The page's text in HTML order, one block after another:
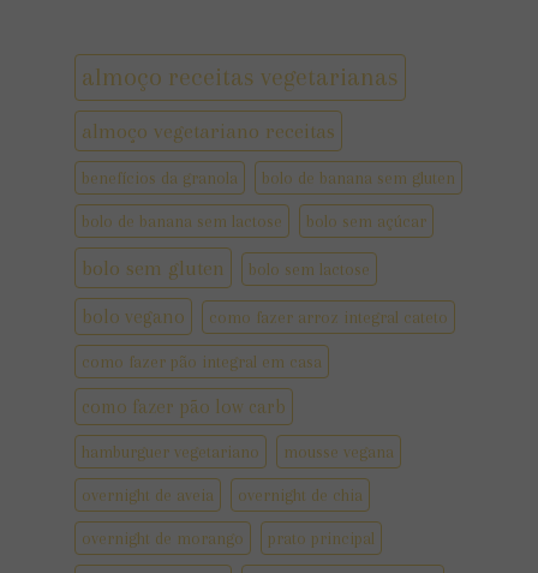
almoço receitas vegetarianas
almoço vegetariano receitas
benefícios da granola bolo de banana sem gluten
bolo de banana sem lactose bolo sem açúcar
bolo sem gluten bolo sem lactose
bolo vegano como fazer arroz integral cateto
como fazer pão integral em casa
como fazer pão low carb
hamburguer vegetariano mousse vegana
overnight de aveia overnight de chia
overnight de morango prato principal